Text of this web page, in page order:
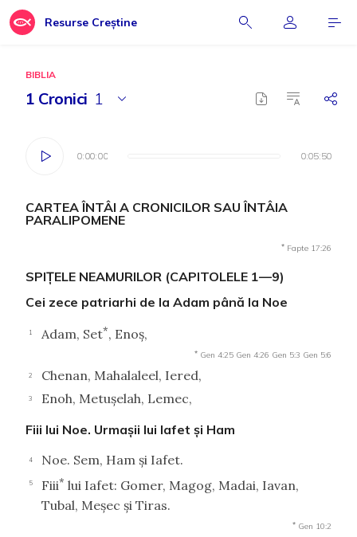
Resurse Creștine
BIBLIA
1 Cronici 1
0:00:00 0:05:50
0:00:00 0:05:50
CARTEA ÎNTÂI A CRONICILOR SAU ÎNTÂIA
PARALIPOMENE
* Fapte 17:26
SPIŢELE NEAMURILOR (CAPITOLELE 1—9)
Cei zece patriarhi de la Adam până la Noe
1 Adam, Set*, Enoş,
* Gen 4:25 Gen 4:26 Gen 5:3 Gen 5:6
2 Chenan, Mahalaleel, Iered,
3
Enoh, Metuşelah, Lemec,
Fiii lui Noe. Urmaşii lui Iafet şi Ham
4 Noe. Sem, Ham şi Iafet.
5 Fiii* lui Iafet: Gomer, Magog, Madai, Iavan,
Tubal, Meşec şi Tiras.
* Gen 10:2